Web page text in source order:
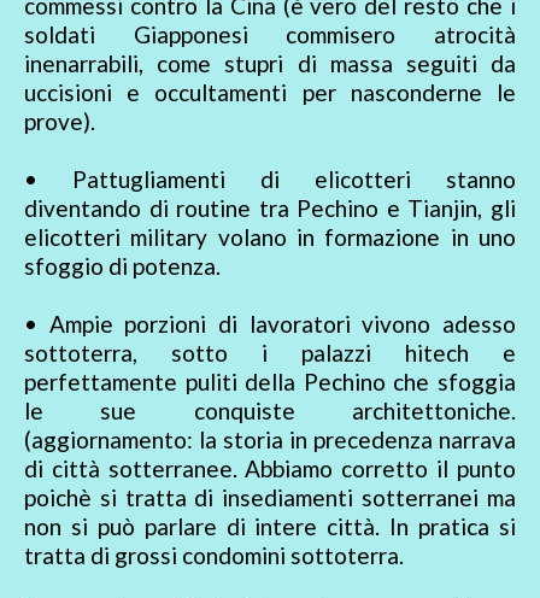
commessi contro la Cina (è vero del resto che i
soldati Giapponesi commisero atrocità
inenarrabili, come stupri di massa seguiti da
uccisioni e occultamenti per nasconderne le
prove).
• Pattugliamenti di elicotteri stanno
diventando di routine tra Pechino e Tianjin, gli
elicotteri military volano in formazione in uno
sfoggio di potenza.
• Ampie porzioni di lavoratori vivono adesso
sottoterra, sotto i palazzi hitech e
perfettamente puliti della Pechino che sfoggia
le sue conquiste architettoniche.
(aggiornamento: la storia in precedenza narrava
di città sotterranee. Abbiamo corretto il punto
poichè si tratta di insediamenti sotterranei ma
non si può parlare di intere città. In pratica si
tratta di grossi condomini sottoterra.